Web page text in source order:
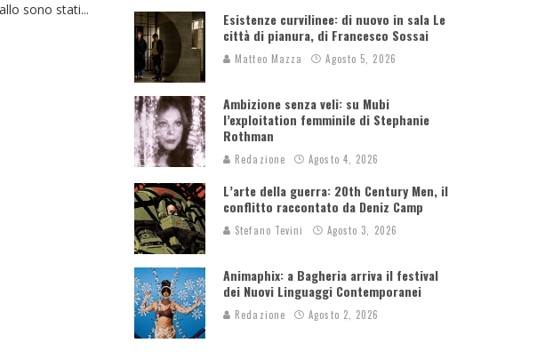
sono stati...
Esistenze curvilinee: di nuovo in sala Le
città di pianura, di Francesco Sossai
Matteo Mazza Agosto 5, 2026
Ambizione senza veli: su Mubi
l’exploitation femminile di Stephanie
Rothman
Redazione Agosto 4, 2026
L’arte della guerra: 20th Century Men, il
conflitto raccontato da Deniz Camp
Stefano Tevini Agosto 3, 2026
Animaphix: a Bagheria arriva il festival
dei Nuovi Linguaggi Contemporanei
Redazione Agosto 2, 2026